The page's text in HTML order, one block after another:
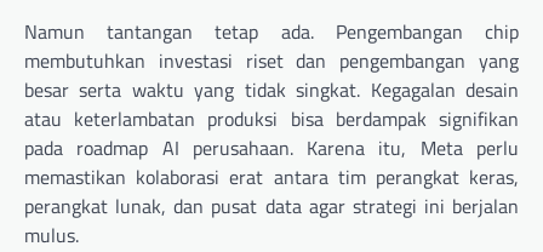
Namun tantangan tetap ada. Pengembangan chip
membutuhkan investasi riset dan pengembangan yang
besar serta waktu yang tidak singkat. Kegagalan desain
atau keterlambatan produksi bisa berdampak signifikan
pada roadmap AI perusahaan. Karena itu, Meta perlu
memastikan kolaborasi erat antara tim perangkat keras,
perangkat lunak, dan pusat data agar strategi ini berjalan
mulus.